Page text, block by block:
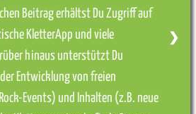
Beitrag erhältst Du Zugriff auf
KletterApp und viele
hinaus unterstützt Du
Entwicklung von freien
Events) und Inhalten (z.B. neue
❯